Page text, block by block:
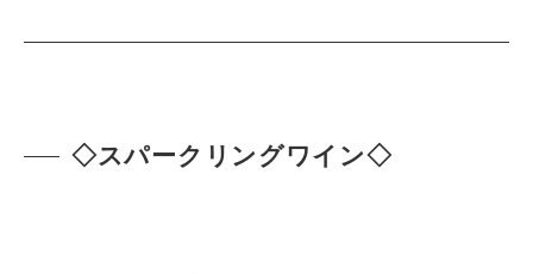
◇スパークリングワイン◇